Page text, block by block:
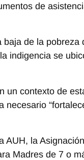
de
de la
indigencia se
un contexto de
la
Madres de 7 o